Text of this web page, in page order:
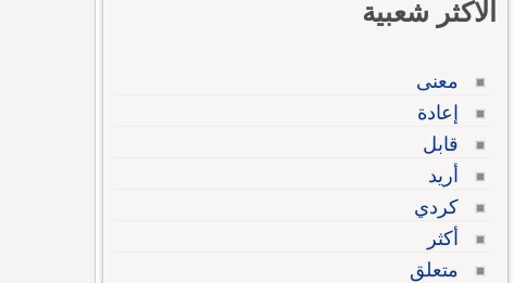
الاكثر شعبية
معنى
إعادة
قابل
أريد
كردي
أكثر
متعلق